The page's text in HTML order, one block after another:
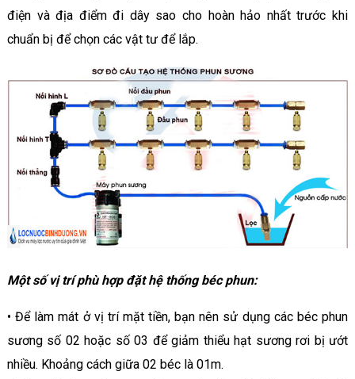
điện và địa điểm đi dây sao cho hoàn hảo nhất trước khi
chuẩn bị để chọn các vật tư để lắp.
Một số vị trí phù hợp đặt hệ thống béc phun:
• Để làm mát ở vị trí mặt tiền, bạn nên sử dụng các béc phun
sương số 02 hoặc số 03 để giảm thiểu hạt sương rơi bị ướt
nhiều. Khoảng cách giữa 02 béc là 01m.